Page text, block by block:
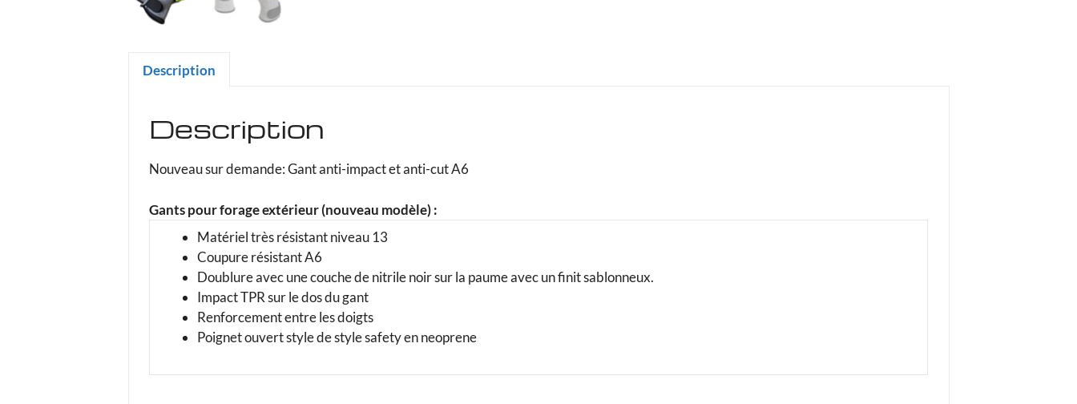
Description
Description
Nouveau sur demande: Gant anti-impact et anti-cut A6
Gants pour forage extérieur (nouveau modèle) :
Matériel très résistant niveau 13
Coupure résistant A6
Doublure avec une couche de nitrile noir sur la paume avec un finit sablonneux.
Impact TPR sur le dos du gant
Renforcement entre les doigts
Poignet ouvert style de style safety en neoprene